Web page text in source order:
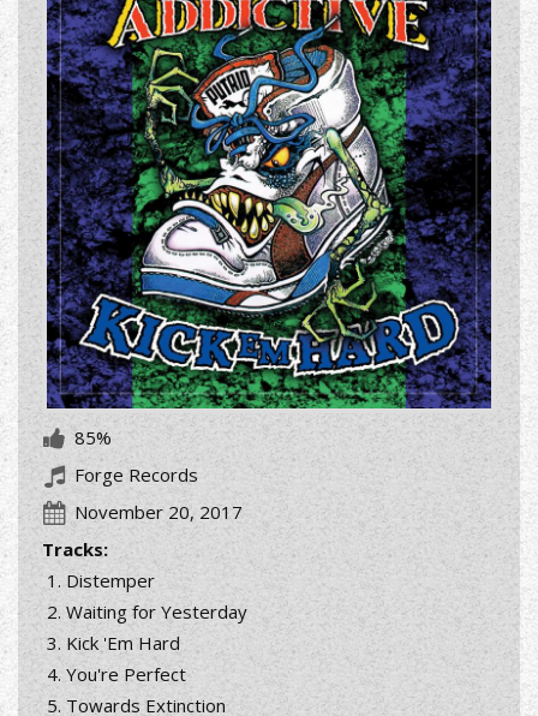
85%
Forge Records
November 20, 2017
Tracks:
Distemper
Waiting for Yesterday
Kick 'Em Hard
You're Perfect
Towards Extinction